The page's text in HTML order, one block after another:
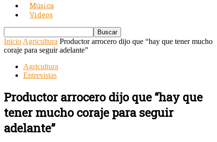
Música
Videos
Inicio Agricultura Productor arrocero dijo que “hay que tener mucho
coraje para seguir adelante”
Agricultura
Entrevistas
Productor arrocero dijo que “hay que
tener mucho coraje para seguir
adelante”